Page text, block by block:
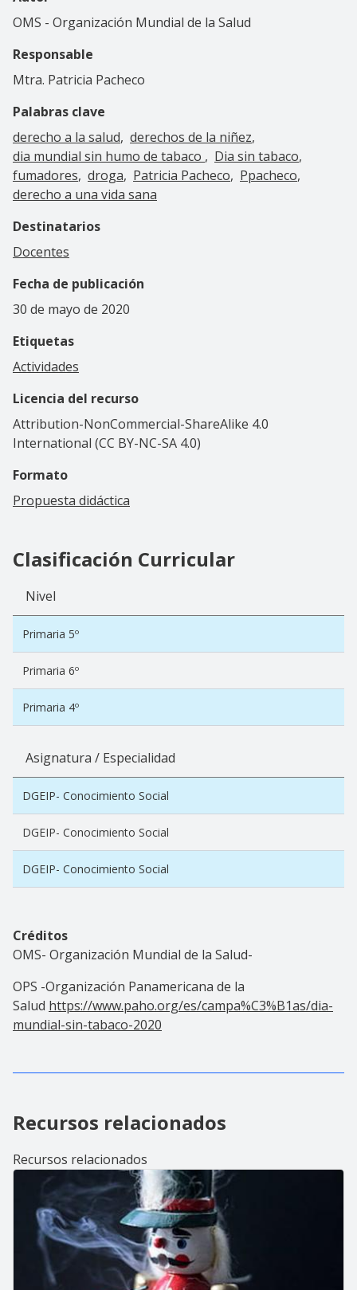
OMS - Organización Mundial de la Salud
Responsable
Mtra. Patricia Pacheco
Palabras clave
derecho a la salud derechos de la niñez
dia mundial sin humo de tabaco
Dia sin tabaco
fumadores droga Patricia Pacheco
Ppacheco
derecho a una vida sana
Destinatarios
Docentes
Fecha de publicación
30 de mayo de 2020
Etiquetas
Actividades
Licencia del recurso
Attribution-NonCommercial-ShareAlike 4.0
International (CC BY-NC-SA 4.0)
Formato
Propuesta didáctica
Clasificación Curricular
Nivel
Primaria 5º
Primaria 6º
Primaria 4º
Asignatura / Especialidad
DGEIP- Conocimiento Social
DGEIP- Conocimiento Social
DGEIP- Conocimiento Social
Créditos
OMS- Organización Mundial de la Salud-
OPS -Organización Panamericana de la
Salud https://www.paho.org/es/campa%C3%B1as/dia-
mundial-sin-tabaco-2020
Recursos relacionados
Recursos relacionados